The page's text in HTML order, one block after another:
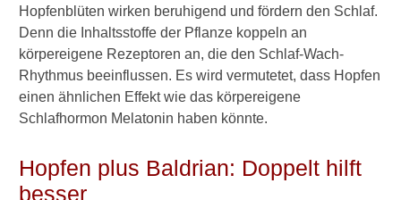
Hopfenblüten wirken beruhigend und fördern den Schlaf.
Denn die Inhaltsstoffe der Pflanze koppeln an
körpereigene Rezeptoren an, die den Schlaf-Wach-
Rhythmus beeinflussen. Es wird vermutetet, dass Hopfen
einen ähnlichen Effekt wie das körpereigene
Schlafhormon Melatonin haben könnte.
Hopfen plus Baldrian: Doppelt hilft
besser
u
?
H
e
i
l
l
a